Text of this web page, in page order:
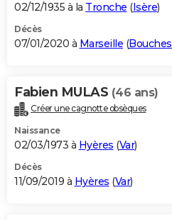
02/12/1935 à la Tronche (Isère)
Décès
07/01/2020 à Marseille (
Fabien MULAS (46 ans)
Créer une cagnotte obsèques
Naissance
02/03/1973 à Hyères (Var)
Décès
11/09/2019 à Hyères (Var)